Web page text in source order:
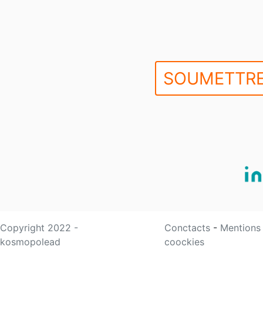
Copyright 2022 -
kosmopolead
Conctacts -
coockies